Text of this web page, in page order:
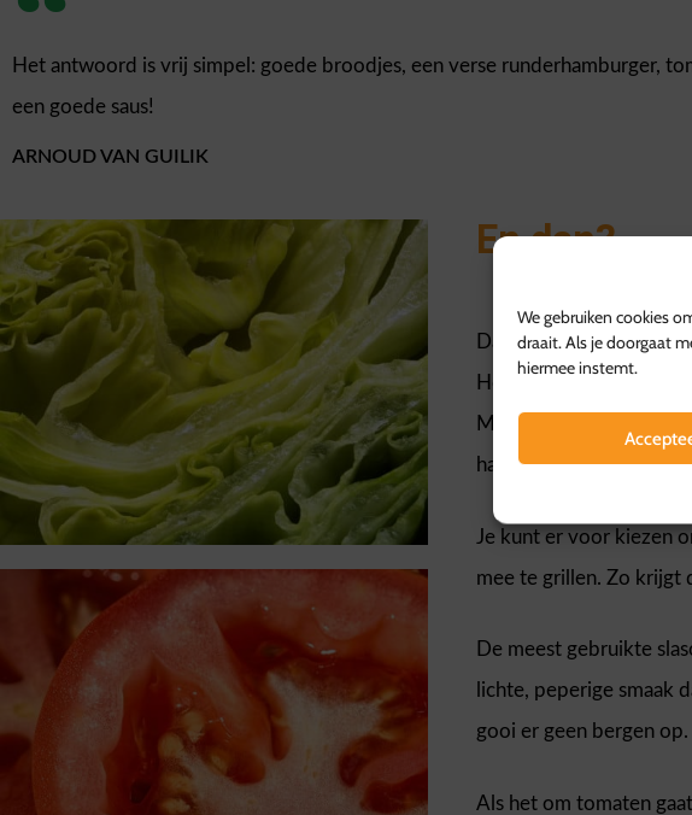
We gebruiken cookies
draait. Als je doorgaat
hiermee instemt.
Het antwoord is vrij simpel: goede broodjes, een verse runderhamburger,
een goede saus!
ARNOUD VAN GUILIK
En dan?
Dat is eigenlijk de
Houd jij meer van
Maar ben je toch meer
hamburgerbroodjes
Je kunt er voor kiezen
mee te grillen. Zo krijgt
De meest gebruikte
lichte, peperige smaak
gooi er geen bergen op.
Als het om tomaten